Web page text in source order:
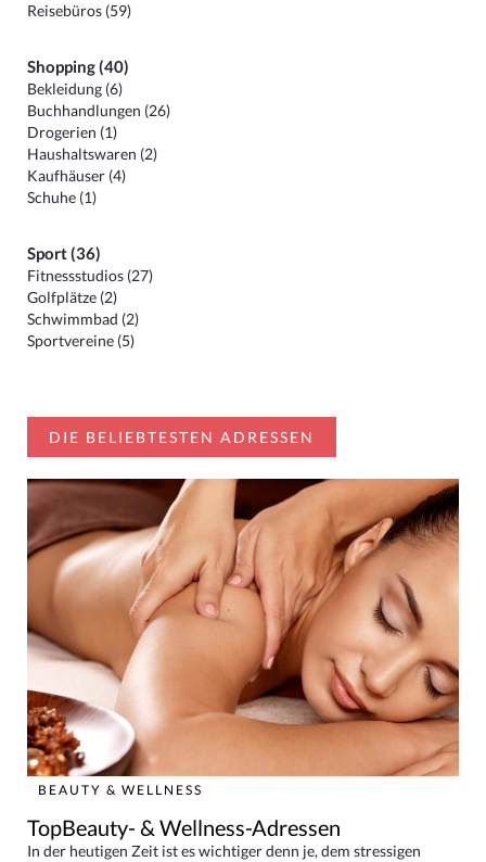
Reisebüros (59)
Shopping (40)
Bekleidung (6)
Buchhandlungen (26)
Drogerien (1)
Haushaltswaren (2)
Kaufhäuser (4)
Schuhe (1)
Sport (36)
Fitnessstudios (27)
Golfplätze (2)
Schwimmbad (2)
Sportvereine (5)
DIE BELIEBTESTEN ADRESSEN
BEAUTY & WELLNESS
TopBeauty- & Wellness-Adressen
In der heutigen Zeit ist es wichtiger denn je, dem stressigen